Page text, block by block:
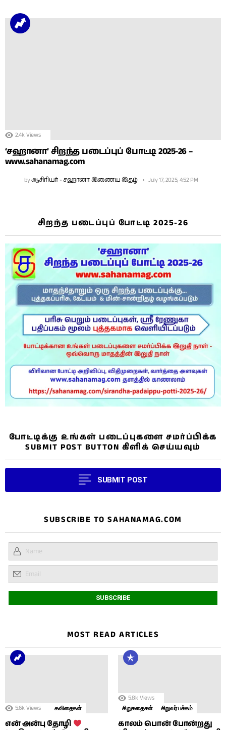
2.4k Views
‘சஹானா’ சிறந்த படைப்புப் போட்டி 2025-26 –
www.sahanamag.com
byஆசிரியர் - சஹானா இணைய இதழ் July 17, 2025, 4:52 PM
சிறந்த படைப்புப் போட்டி 2025-26
போட்டிக்கு உங்கள் படைப்புகளை சமர்ப்பிக்க
SUBMIT POST BUTTON கிளிக் செய்யவும்
SUBMIT POST
SUBSCRIBE TO SAHANAMAG.COM
MOST READ ARTICLES
5.6k Views கவிதைகள்
என் அன்பு தோழி
5.8k Views
சிறுகதைகள் சிறுவர் பக்கம்
காலம் பொன் போன்றது